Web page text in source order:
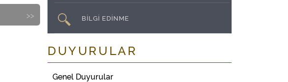
>> BİLGİ EDİNME
DUYURULAR
Genel Duyurular